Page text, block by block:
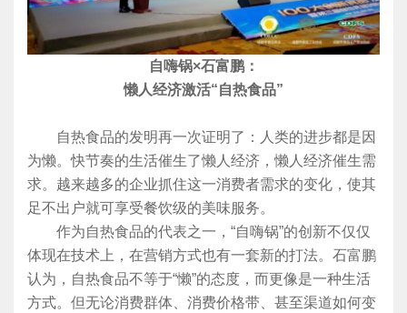
自嗨锅×石富鹏：
懒人经济激活“自热食品”
自热食品的发明再一次证明了：人类的进步都是因
为懒。快节奏的生活催生了懒人经济，懒人经济催生需
求。越来越多的企业抓住这一消费者需求的变化，使其
足不出户就可享受餐饮级的美味服务。
作为自热食品的代表之一，“自嗨锅”的创新不仅仅
体现在技术上，在营销方式也有一套新的打法。石富鹏
认为，自热食品不等于“懒”的态度，而更像是一种生活
方式。但无论消费群体、消费价格带、甚至渠道如何变